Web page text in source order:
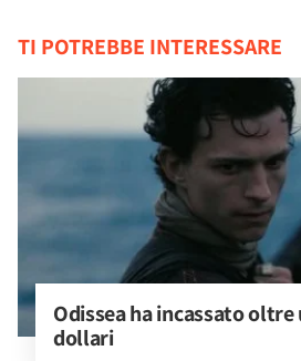
TI POTREBBE INTERESSARE
Odissea ha incassato
dollari